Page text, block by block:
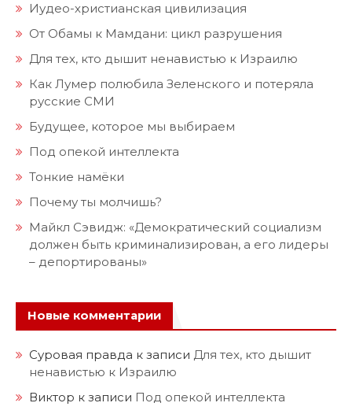
Иудео-христианская цивилизация
От Обамы к Мамдани: цикл разрушения
Для тех, кто дышит ненавистью к Израилю
Как Лумер полюбила Зеленского и потеряла
русские СМИ
Будущее, которое мы выбираем
Под опекой интеллекта
Тонкие намёки
Почему ты молчишь?
Майкл Сэвидж: «Демократический социализм
должен быть криминализирован, а его лидеры
– депортированы»
Новые комментарии
Суровая правда к записи Для тех, кто дышит
ненавистью к Израилю
Виктор к записи Под опекой интеллекта